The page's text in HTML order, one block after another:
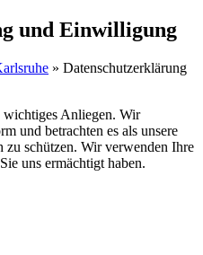
und Einwilligung
» Datenschutzerklärung
wichtiges Anliegen. Wir
und betrachten es als unsere
schützen. Wir verwenden Ihre
uns ermächtigt haben.